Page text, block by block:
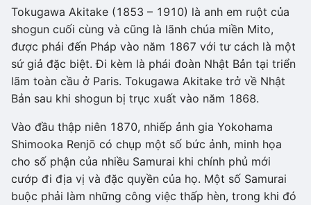
Tokugawa Akitake (1853 – 1910) là anh em ruột của
shogun cuối cùng và cũng là lãnh chúa miền Mito,
được phái đến Pháp vào năm 1867 với tư cách là một
sứ giả đặc biệt. Đi kèm là phái đoàn Nhật Bản tại triển
lãm toàn cầu ở Paris. Tokugawa Akitake trở về Nhật
Bản sau khi shogun bị trục xuất vào năm 1868.
Vào đầu thập niên 1870, nhiếp ảnh gia Yokohama
Shimooka Renjō có chụp một số bức ảnh, minh họa
cho số phận của nhiều Samurai khi chính phủ mới
cướp đi địa vị và đặc quyền của họ. Một số Samurai
buộc phải làm những công việc thấp hèn, trong khi đó